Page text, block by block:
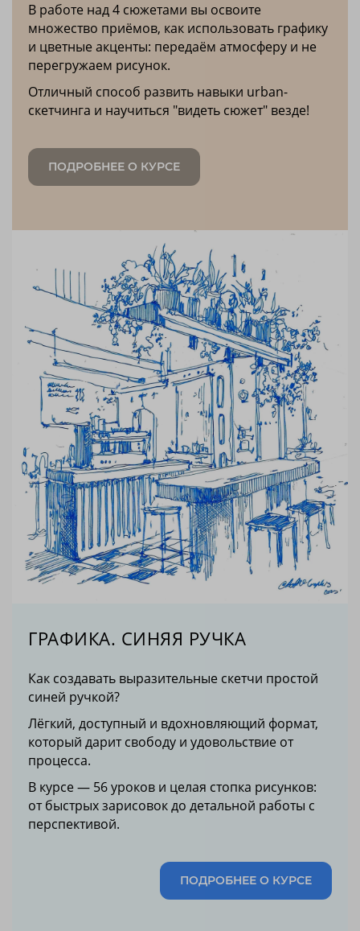
В работе над 4 сюжетами вы освоите
множество приёмов, как использовать графику
и цветные акценты: передаём атмосферу и не
перегружаем рисунок.
Отличный способ развить навыки urban-
скетчинга и научиться "видеть сюжет" везде!
ПОДРОБНЕЕ О КУРСЕ
ГРАФИКА. СИНЯЯ РУЧКА
Как создавать выразительные скетчи простой
синей ручкой?
Лёгкий, доступный и вдохновляющий формат,
который дарит свободу и удовольствие от
процесса.
В курсе — 56 уроков и целая стопка рисунков:
от быстрых зарисовок до детальной работы с
перспективой.
ПОДРОБНЕЕ О КУРСЕ